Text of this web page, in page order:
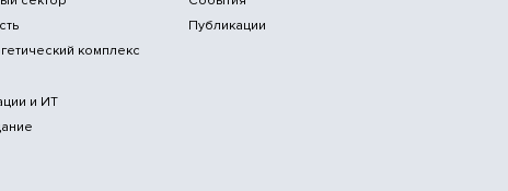
комплекс
и ИТ
Публикации